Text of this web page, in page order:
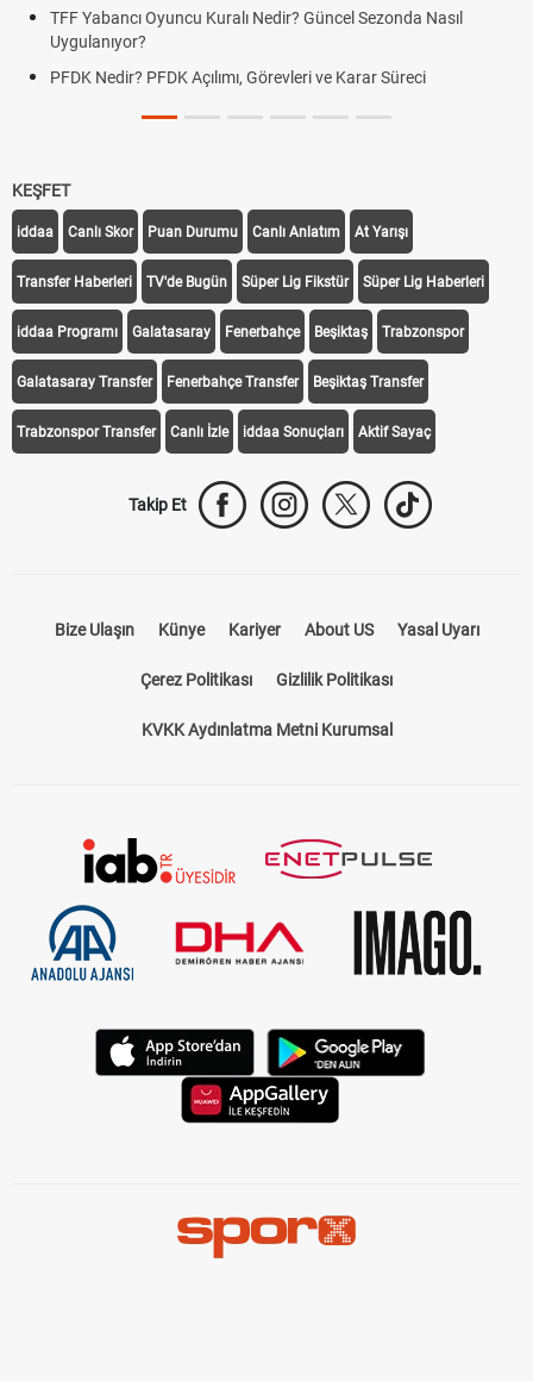
TFF Yabancı Oyuncu Kuralı Nedir? Güncel Sezonda Nasıl
Uygulanıyor?
PFDK Nedir? PFDK Açılımı, Görevleri ve Karar Süreci
KEŞFET
iddaa Canlı Skor Puan Durumu Canlı Anlatım At Yarışı
Transfer Haberleri TV'de Bugün Süper Lig Fikstür Süper Lig Haberleri
iddaa Programı Galatasaray Fenerbahçe Beşiktaş Trabzonspor
Galatasaray Transfer Fenerbahçe Transfer Beşiktaş Transfer
Trabzonspor Transfer Canlı İzle iddaa Sonuçları Aktif Sayaç
Takip Et
Bize Ulaşın Künye Kariyer About US Yasal Uyarı
Çerez Politikası Gizlilik Politikası
KVKK Aydınlatma Metni Kurumsal